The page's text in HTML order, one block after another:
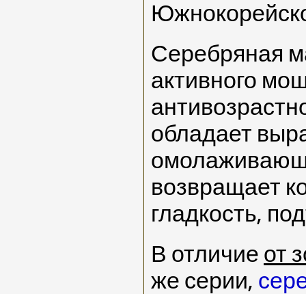
Серебряная
активного
обладает
возвращает
гладкость,
В отличие от
же серии,